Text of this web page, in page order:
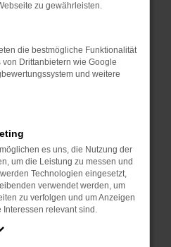
Seiten
in einem privaten
helfen, vorübergehende
dem neuesten Stand
nicht nur ein
kann auch dazu
Funktionen nicht mehr
Webseitenbetreiber.
zu gewährleisten.
die bestmögliche Funktionalität
Drittanbietern wie Google
und weitere
es uns, die Nutzung der
um die Leistung zu messen und
Technologien eingesetzt,
verwendet werden, um
zu verfolgen und um Anzeigen
Interessen relevant sind.